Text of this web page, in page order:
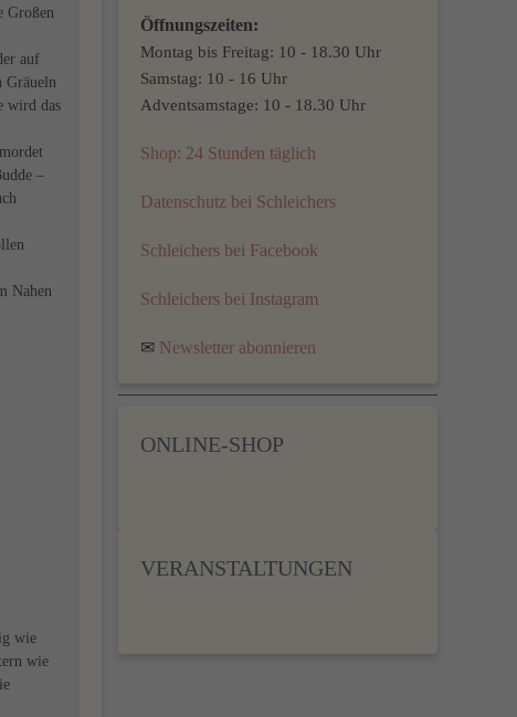
Großen
auf
Gräueln
wird das
–
Nahen
wie
wie
Öffnungszeiten:
Montag bis Freitag: 10 - 18.30 Uhr
Samstag: 10 - 16 Uhr
Adventsamstage: 10 - 18.30 Uhr
Shop: 24 Stunden täglich
Datenschutz bei Schleichers
Schleichers bei Facebook
Schleichers bei Instagram
✉ Newsletter abonnieren
ONLINE-SHOP
VERANSTALTUNGEN